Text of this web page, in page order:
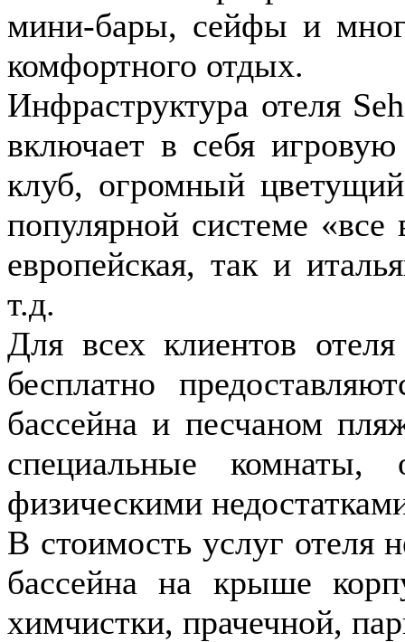
мини-бары, сейфы и
комфортного отдых.
Инфраструктура отеля
включает в себя
клуб, огромный
популярной системе
европейская, так и
т.д.
Для всех клиентов
бесплатно
бассейна и песчаном
специальные
физическими
В стоимость услуг отеля
бассейна на крыше
химчистки, прачечной,